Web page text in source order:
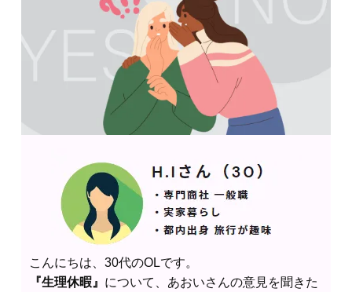
こんにちは、30代のOLです。
『生理休暇』 について、あおいさんの意見を聞きた